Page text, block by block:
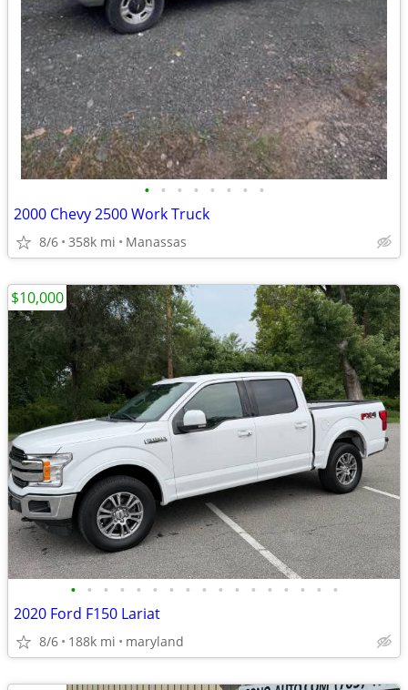
• • • • • • • •
2000 Chevy 2500 Work Truck
8/6 358k mi Manassas
• • • • • • • • • • • • • • • • •
2020 Ford F150 Lariat
8/6 188k mi maryland
$10,000